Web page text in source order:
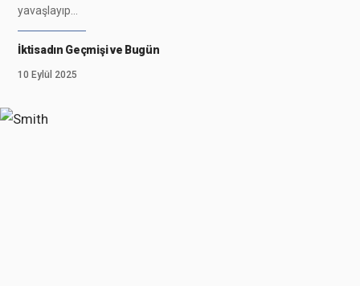
yavaşlayıp
İktisadın Geçmişi ve Bugün
10 Eylül 2025